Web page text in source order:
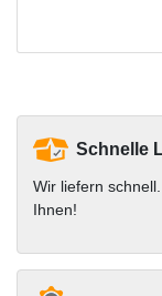
Schnelle
Wir liefern
Ihnen!